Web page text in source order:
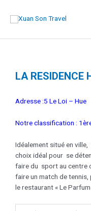
LA RESIDENCE
Adresse :5 Le Loi – Hue
Notre classification :
Idéalement situé en ville,
choix idéal pour se
faire du sport au centre
faire un match de
le restaurant « Le Parfum